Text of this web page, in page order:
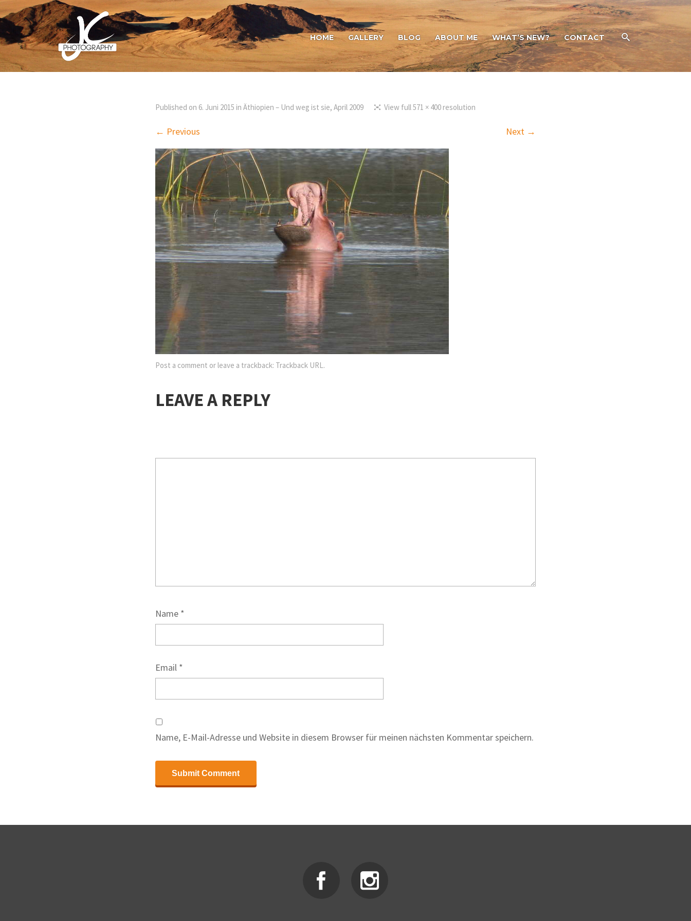
HOME GALLERY BLOG ABOUT ME WHAT’S NEW? CONTACT
Published on 6. Juni 2015 in Äthiopien – Und weg ist sie, April 2009 View full 571 × 400 resolution
← Previous Next →
Post a comment or leave a trackback: Trackback URL.
LEAVE A REPLY
Name *
Email *
Name, E-Mail-Adresse und Website in diesem Browser für meinen nächsten Kommentar speichern.